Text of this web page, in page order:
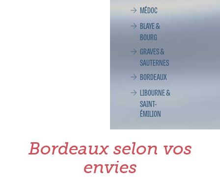
MÉDOC
BLAYE &
BOURG
GRAVES &
SAUTERNES
BORDEAUX
LIBOURNE &
SAINT-
ÉMILION
Bordeaux selon vos
envies